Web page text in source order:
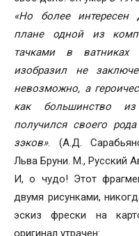
«Но более
плане одной из
тачками в
изобразил не
невозможно, а
как большинство
получился своего
зэков». (А.Д.
Льва Бруни. М., Русский
И, о чудо! Этот
двумя рисунками,
эскиз фрески на